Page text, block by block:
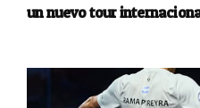
un nuevo tour